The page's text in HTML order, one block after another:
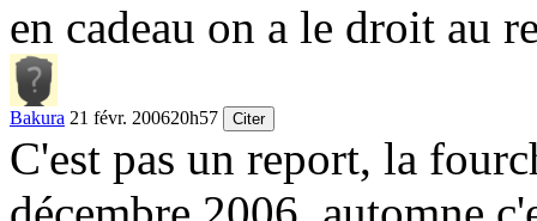
en cadeau on a le droit au
Bakura 21 févr. 200620h57 Citer
C'est pas un report, la